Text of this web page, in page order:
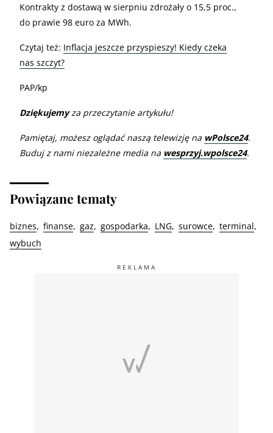
Kontrakty z dostawą w sierpniu zdrożały o 15,5 proc.,
do prawie 98 euro za MWh.
Czytaj też: Inflacja jeszcze przyspieszy! Kiedy czeka
nas szczyt?
PAP/kp
Dziękujemyza przeczytanie artykułu!
Pamiętaj, możesz oglądać naszą telewizję na wPolsce24.
Buduj z nami niezależne media na wesprzyj.wpolsce24.
Powiązane tematy
biznes finanse gaz gospodarka LNG surowce terminal
wybuch